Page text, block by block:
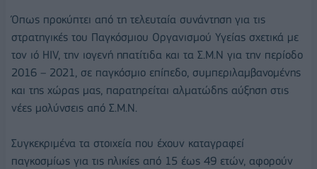
Όπως προκύπτει από τη τελευταία συνάντηση για τις
στρατηγικές του Παγκόσμιου Οργανισμού Υγείας σχετικά με
τον ιό HIV, την ιογενή ηπατίτιδα και τα Σ.Μ.Ν για την περίοδο
2016 – 2021, σε παγκόσμιο επίπεδο, συμπεριλαμβανομένης
και της χώρας μας, παρατηρείται αλματώδης αύξηση στις
νέες μολύνσεις από Σ.Μ.Ν.
Συγκεκριμένα τα στοιχεία που έχουν καταγραφεί
παγκοσμίως για τις ηλικίες από 15 έως 49 ετών, αφορούν